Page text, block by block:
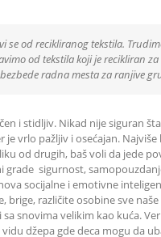
od recikliranog tekstila.
od tekstila koji je recikliran za
radna mesta za ranjive
i stidljiv. Nikad nije siguran
vrlo pažljiv i osećajan.
od drugih, baš voli da jede
grade sigurnost,
socijalne i emotivne
različite osobine sve
snovima velikim kao kuća.
džepa gde deca mogu da